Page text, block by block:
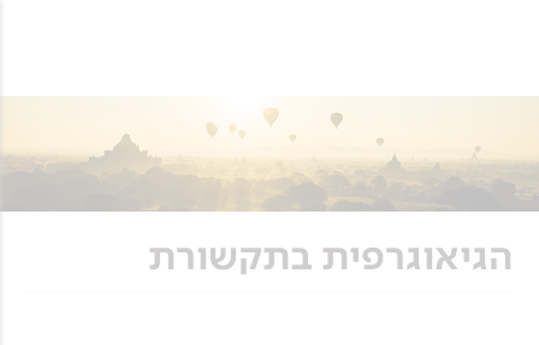
הגיאוגרפית בתקשורת